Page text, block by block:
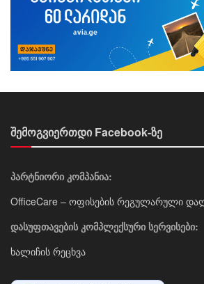
შემოგვიერთდი Facebook-ზე
პარტნიორი კომპანია:
OfficeCare – ოფისების რეგულარული
დასუფთავების კომპლექსური სერვისები:
ხალიჩის რეცხვა